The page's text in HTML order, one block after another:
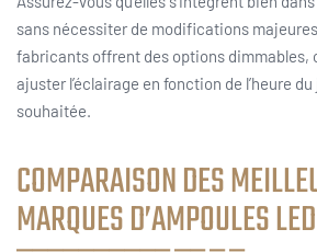
sans nécessiter de modifications
fabricants offrent des options dimmables,
ajuster l’éclairage en fonction de l’heure
souhaitée.
COMPARAISON DES
MARQUES D’AMPOULES LED